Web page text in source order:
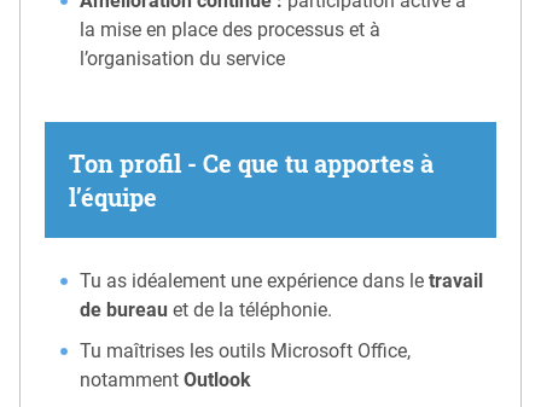
la mise en place des processus et à
l’organisation du service
Ton profil - Ce que tu apportes à
l’équipe
Tu as idéalement une expérience dans letravail
de bureau et de la téléphonie.
Tu maîtrises les outils Microsoft Office,
notammentOutlook